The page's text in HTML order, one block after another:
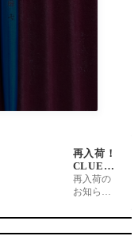
再入荷！
CLUE
『ASSA
ULT150
種）』
再入荷の
お知らせ
UEより発